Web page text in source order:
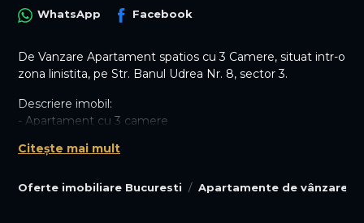
Oferte imobiliare Bucuresti Apartamente de vânzare
WhatsApp Facebook
De Vanzare Apartament spatios cu 3 Camere, situat intr-o
zona linistita, pe Str. Banul Udrea Nr. 8, sector 3.
Descriere imobil:
- Apartament cu 3 camere
- Living
- Bucatarie generoasa
Citește mai mult